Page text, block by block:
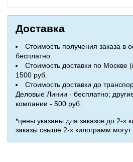
Доставка
Стоимость получения заказа
бесплатно.
Стоимость доставки по
1500 руб.
Стоимость доставки до
Деловые Линии - бесплатно;
компании - 500 руб.
*цены указаны для заказов до 2-х
заказы свыше 2-х килограмм могут